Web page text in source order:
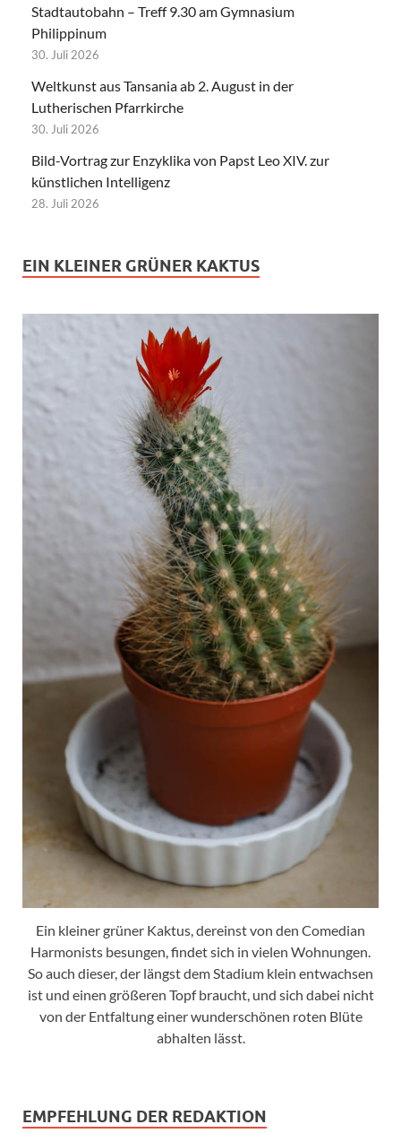
Stadtautobahn – Treff 9.30 am Gymnasium
Philippinum
30. Juli 2026
Weltkunst aus Tansania ab 2. August in der
Lutherischen Pfarrkirche
30. Juli 2026
Bild-Vortrag zur Enzyklika von Papst Leo XIV. zur
künstlichen Intelligenz
28. Juli 2026
EIN KLEINER GRÜNER KAKTUS
Ein kleiner grüner Kaktus, dereinst von den Comedian
Harmonists besungen, findet sich in vielen Wohnungen.
So auch dieser, der längst dem Stadium klein entwachsen
ist und einen größeren Topf braucht, und sich dabei nicht
von der Entfaltung einer wunderschönen roten Blüte
abhalten lässt.
EMPFEHLUNG DER REDAKTION